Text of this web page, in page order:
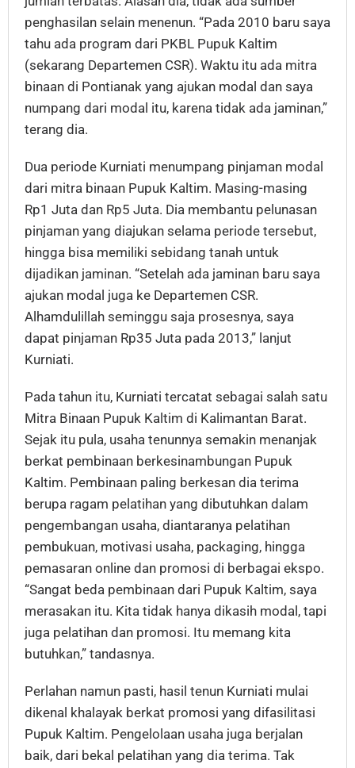
penghasilan selain menenun. “Pada 2010 baru saya
tahu ada program dari PKBL Pupuk Kaltim
(sekarang Departemen CSR). Waktu itu ada mitra
binaan di Pontianak yang ajukan modal dan saya
numpang dari modal itu, karena tidak ada jaminan,”
terang dia.
Dua periode Kurniati menumpang pinjaman modal
dari mitra binaan Pupuk Kaltim. Masing-masing
Rp1 Juta dan Rp5 Juta. Dia membantu pelunasan
pinjaman yang diajukan selama periode tersebut,
hingga bisa memiliki sebidang tanah untuk
dijadikan jaminan. “Setelah ada jaminan baru saya
ajukan modal juga ke Departemen CSR.
Alhamdulillah seminggu saja prosesnya, saya
dapat pinjaman Rp35 Juta pada 2013,” lanjut
Kurniati.
Pada tahun itu, Kurniati tercatat sebagai salah satu
Mitra Binaan Pupuk Kaltim di Kalimantan Barat.
Sejak itu pula, usaha tenunnya semakin menanjak
berkat pembinaan berkesinambungan Pupuk
Kaltim. Pembinaan paling berkesan dia terima
berupa ragam pelatihan yang dibutuhkan dalam
pengembangan usaha, diantaranya pelatihan
pembukuan, motivasi usaha, packaging, hingga
pemasaran online dan promosi di berbagai ekspo.
“Sangat beda pembinaan dari Pupuk Kaltim, saya
merasakan itu. Kita tidak hanya dikasih modal, tapi
juga pelatihan dan promosi. Itu memang kita
butuhkan,” tandasnya.
Perlahan namun pasti, hasil tenun Kurniati mulai
dikenal khalayak berkat promosi yang difasilitasi
Pupuk Kaltim. Pengelolaan usaha juga berjalan
baik, dari bekal pelatihan yang dia terima. Tak